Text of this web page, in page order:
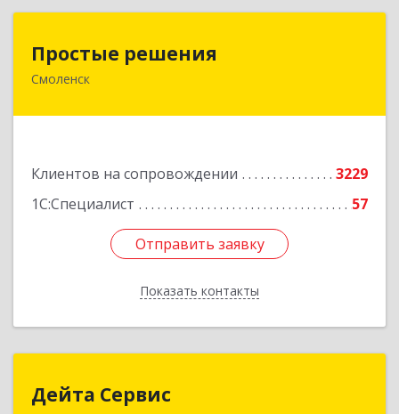
Простые решения
Смоленск
Клиентов на сопровождении
3229
1С:Специалист
57
Отправить заявку
Показать контакты
214015, Смоленская обл, Смоленск г, Большая
Отправить заявку
Назад
Дейта Сервис